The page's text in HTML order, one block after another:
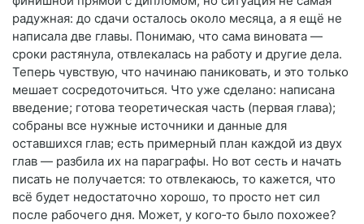
радужная: до сдачи осталось около месяца, а я ещё не
написала две главы. Понимаю, что сама виновата —
сроки растянула, отвлекалась на работу и другие дела.
Теперь чувствую, что начинаю паниковать, и это только
мешает сосредоточиться. Что уже сделано: написана
введение; готова теоретическая часть (первая глава);
собраны все нужные источники и данные для
оставшихся глав; есть примерный план каждой из двух
глав — разбила их на параграфы. Но вот сесть и начать
писать не получается: то отвлекаюсь, то кажется, что
всё будет недостаточно хорошо, то просто нет сил
после рабочего дня. Может, у кого‑то было похожее?